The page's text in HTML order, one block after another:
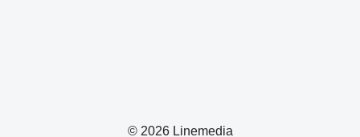
© 2026 Linemedia